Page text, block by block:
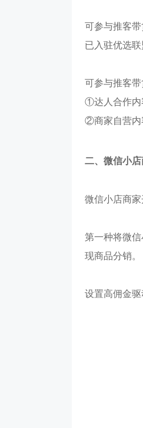
可参与推客带
已入驻优选联
可参与推客带
①达人合作内
②商家自营内
二、微信小
微信小店商家
第一种将微
现商品分销。
设置高佣金